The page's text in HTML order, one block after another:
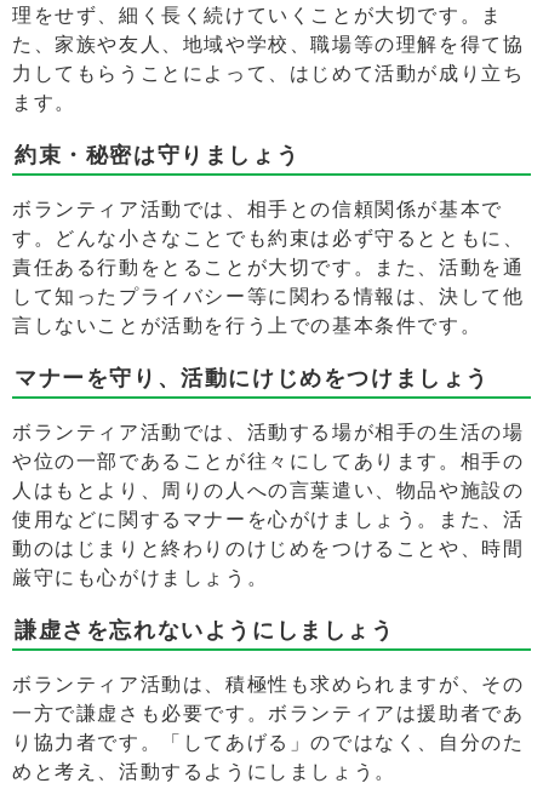
理をせず、細く長く続けていくことが大切です。ま
た、家族や友人、地域や学校、職場等の理解を得て協
力してもらうことによって、はじめて活動が成り立ち
ます。
約束・秘密は守りましょう
ボランティア活動では、相手との信頼関係が基本で
す。どんな小さなことでも約束は必ず守るとともに、
責任ある行動をとることが大切です。また、活動を通
して知ったプライバシー等に関わる情報は、決して他
言しないことが活動を行う上での基本条件です。
マナーを守り、活動にけじめをつけましょう
ボランティア活動では、活動する場が相手の生活の場
や位の一部であることが往々にしてあります。相手の
人はもとより、周りの人への言葉遣い、物品や施設の
使用などに関するマナーを心がけましょう。また、活
動のはじまりと終わりのけじめをつけることや、時間
厳守にも心がけましょう。
謙虚さを忘れないようにしましょう
ボランティア活動は、積極性も求められますが、その
一方で謙虚さも必要です。ボランティアは援助者であ
り協力者です。「してあげる」のではなく、自分のた
めと考え、活動するようにしましょう。